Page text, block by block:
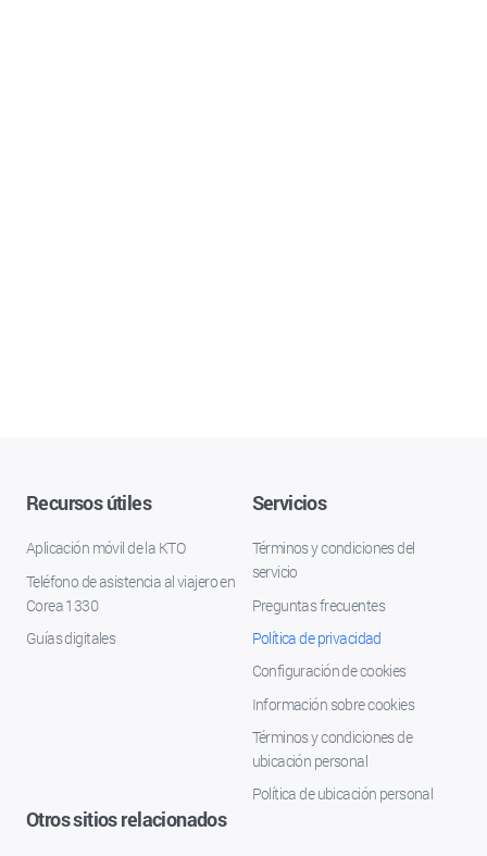
Recursos útiles
Aplicación móvil de la KTO
Teléfono de asistencia al viajero en
Corea 1330
Guías digitales
Servicios
Términos y condiciones del
servicio
Preguntas frecuentes
Política de privacidad
Configuración de cookies
Información sobre cookies
Términos y condiciones de
ubicación personal
Política de ubicación personal
Otros sitios relacionados